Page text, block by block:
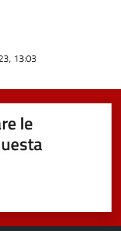
13:03
le
5